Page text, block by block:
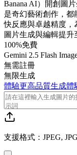
Banana AI）開創圖
是奇幻藝術創作，都
快反應與卓越精度，
圖片生成與編輯提升
100%免費
Gemini 2.5 Flash
無需註冊
無限生成
體驗更高品質生成體
支援格式：JPEG,